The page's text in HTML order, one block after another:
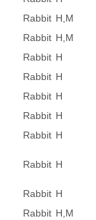
Rabbit H,M
Rabbit H,M
Rabbit H
Rabbit H
Rabbit H
Rabbit H
Rabbit H
Rabbit H
Rabbit H
Rabbit H,M